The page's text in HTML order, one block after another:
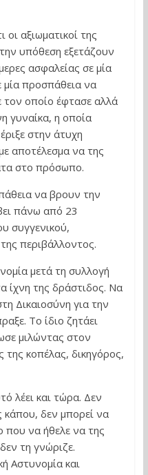
αξιωματικοί της
υπόθεση εξετάζουν
ασφαλείας σε μία
μία προσπάθεια να
οποίο έφτασε αλλά
γυναίκα, η οποία
στην άτυχη
αποτέλεσμα να της
στο πρόσωπο.
να βρουν την
πάνω από 23
συγγενικού,
περιβάλλοντος.
μετά τη συλλογή
ίχνη της δράστιδος. Να
Δικαιοσύνη για την
Το ίδιο ζητάει
μιλώντας στον
κοπέλας, δικηγόρος,
λέει και τώρα. Δεν
κάπου, δεν μπορεί να
που να ήθελε να της
τη γνώριζε.
Αστυνομία και